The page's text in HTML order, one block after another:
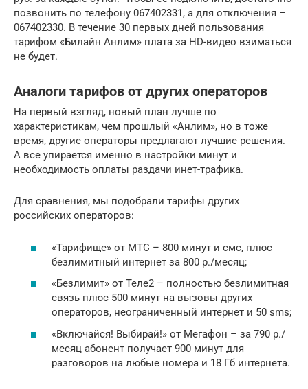
позвонить по телефону 067402331, а для отключения –
067402330. В течение 30 первых дней пользования
тарифом «Билайн Анлим» плата за HD-видео взиматься
не будет.
Аналоги тарифов от других операторов
На первый взгляд, новый план лучше по
характеристикам, чем прошлый «Анлим», но в тоже
время, другие операторы предлагают лучшие решения.
А все упирается именно в настройки минут и
необходимость оплаты раздачи инет-трафика.
Для сравнения, мы подобрали тарифы других
российских операторов:
«Тарифище» от МТС – 800 минут и смс, плюс
безлимитный интернет за 800 р./месяц;
«Безлимит» от Теле2 – полностью безлимитная
связь плюс 500 минут на вызовы других
операторов, неограниченный интернет и 50 sms;
«Включайся! Выбирай!» от Мегафон – за 790 р./
месяц абонент получает 900 минут для
разговоров на любые номера и 18 Гб интернета.